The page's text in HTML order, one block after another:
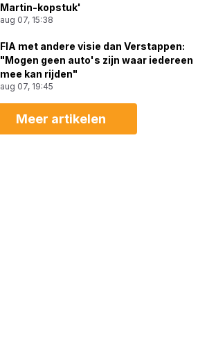
Martin-kopstuk'
aug 07, 15:38
FIA met andere visie dan Verstappen:
"Mogen geen auto's zijn waar iedereen
mee kan rijden"
aug 07, 19:45
Meer artikelen